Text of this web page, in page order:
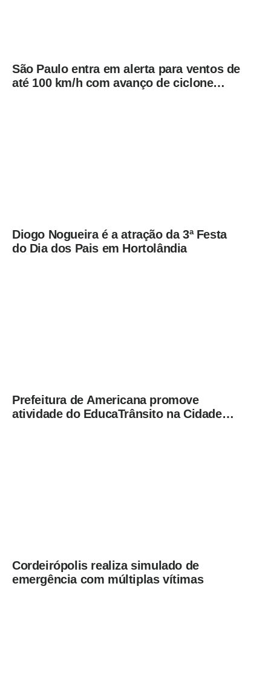
São Paulo entra em alerta para ventos de
até 100 km/h com avanço de ciclone
Diogo Nogueira é a atração da 3ª Festa
do Dia dos Pais em Hortolândia
Prefeitura de Americana promove
atividade do EducaTrânsito na Cidade
Cordeirópolis realiza simulado de
emergência com múltiplas vítimas